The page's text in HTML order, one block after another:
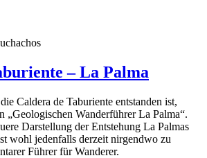
– La Palma
Caldera de Taburiente entstanden ist,
„Geologischen Wanderführer La Palma“.
Darstellung der Entstehung La Palmas
wohl jedenfalls derzeit nirgendwo zu
Führer für Wanderer.